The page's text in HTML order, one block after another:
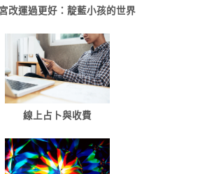
改運過更好：靛藍小孩的世界
線上占卜與收費